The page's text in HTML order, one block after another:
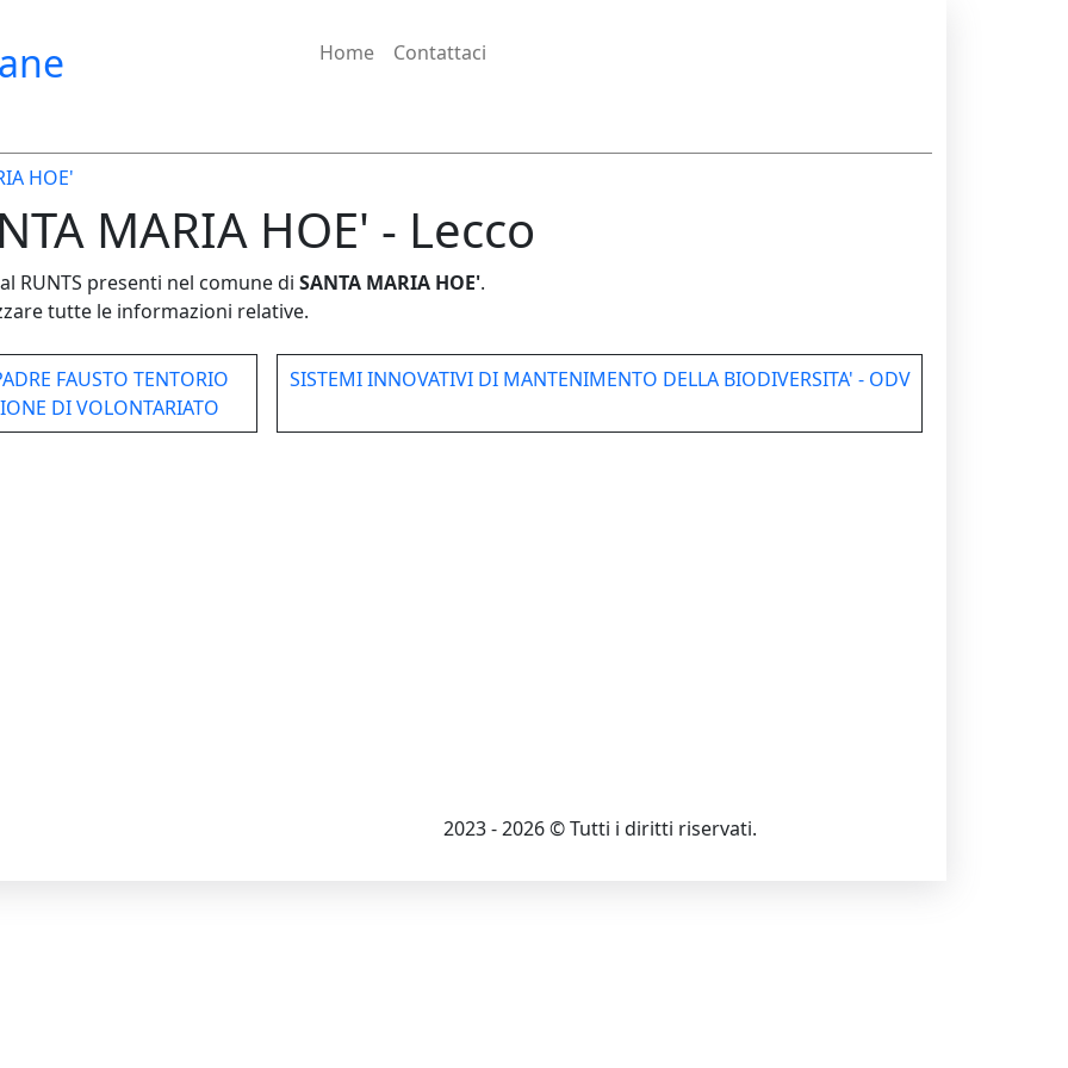
Home Contattaci
HOE'
MARIA HOE' - Lecco
RUNTS presenti nel comune di SANTA MARIA HOE'.
tutte le informazioni relative.
FAUSTO TENTORIO
DI VOLONTARIATO
SISTEMI INNOVATIVI DI MANTENIMENTO DELLA BIODIVERSITA' - ODV
2023 - 2026 © Tutti i diritti riservati.